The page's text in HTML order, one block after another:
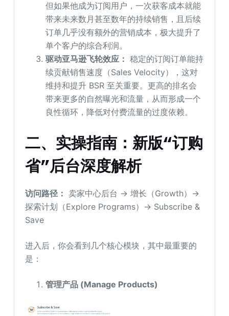
但如果他成为订阅用户，一次获客成本就能
带来未来数月甚至数年的持续销售，且后续
订单几乎没有额外的营销成本，极大提升了
单个客户的综合利润。
驱动亚马逊飞轮效应： 稳定的订阅订单能持
续贡献销售速度（Sales Velocity），这对
维持和提升 BSR 至关重要。更高的排名会
带来更多的自然曝光和流量，从而形成一个
良性循环，降低对付费流量的过度依赖。
二、实操指南：新版“订购
省”后台深度解析
访问路径： 卖家中心后台 → 增长（Growth）→
探索计划（Explore Programs）→ Subscribe &
Save
进入后，你会看到几个核心模块，其中最重要的
是：
管理产品 (Manage Products)